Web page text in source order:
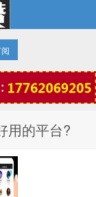
用的平台?